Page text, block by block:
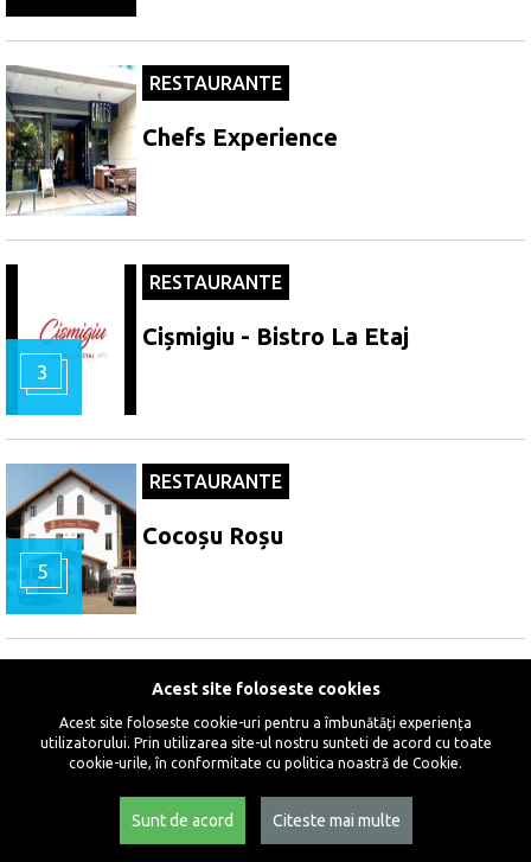
RESTAURANTE
Chefs Experience
3
RESTAURANTE
Cișmigiu - Bistro La Etaj
5
RESTAURANTE
Cocoșu Roșu
RESTAURANTE
Conacul Verde
Acest site foloseste cookies
Acest site foloseste cookie-uri pentru a îmbunătăți experiența
utilizatorului. Prin utilizarea site-ul nostru sunteti de acord cu toate
cookie-urile, în conformitate cu politica noastră de Cookie.
Sunt de acord Citeste mai multe